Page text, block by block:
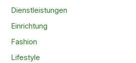
Dienstleistungen
Einrichtung
Fashion
Lifestyle